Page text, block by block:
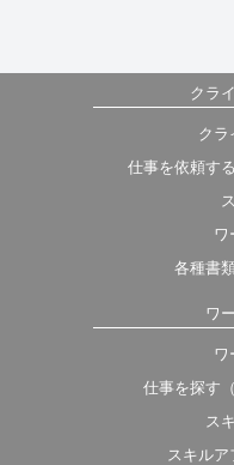
クラ
クラ
仕事を依頼す
ワ
各種書
ワ
ワ
仕事を探す
ス
スキル